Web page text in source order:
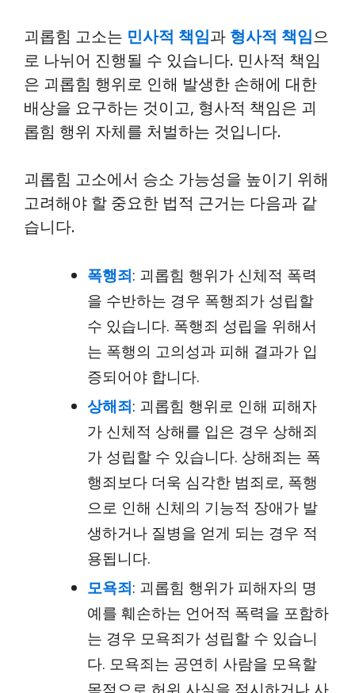
괴롭힘 고소는 민사적 책임과 형사적 책임으
로 나뉘어 진행될 수 있습니다. 민사적 책임
은 괴롭힘 행위로 인해 발생한 손해에 대한
배상을 요구하는 것이고, 형사적 책임은 괴
롭힘 행위 자체를 처벌하는 것입니다.
괴롭힘 고소에서 승소 가능성을 높이기 위해
고려해야 할 중요한 법적 근거는 다음과 같
습니다.
폭행죄: 괴롭힘 행위가 신체적 폭력
을 수반하는 경우 폭행죄가 성립할
수 있습니다. 폭행죄 성립을 위해서
는 폭행의 고의성과 피해 결과가 입
증되어야 합니다.
상해죄: 괴롭힘 행위로 인해 피해자
가 신체적 상해를 입은 경우 상해죄
가 성립할 수 있습니다. 상해죄는 폭
행죄보다 더욱 심각한 범죄로, 폭행
으로 인해 신체의 기능적 장애가 발
생하거나 질병을 얻게 되는 경우 적
용됩니다.
모욕죄: 괴롭힘 행위가 피해자의 명
예를 훼손하는 언어적 폭력을 포함하
는 경우 모욕죄가 성립할 수 있습니
다. 모욕죄는 공연히 사람을 모욕할